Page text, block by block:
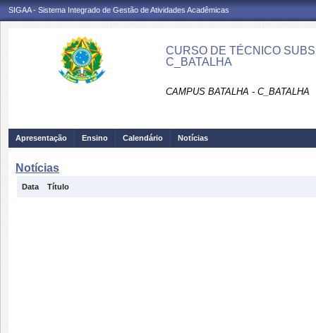
SIGAA - Sistema Integrado de Gestão de Atividades Acadêmicas
CURSO DE TÉCNICO
C_BATALHA
CAMPUS BATALHA - C_BATALHA
Apresentação Ensino Calendário Notícias
Notícias
Data Título